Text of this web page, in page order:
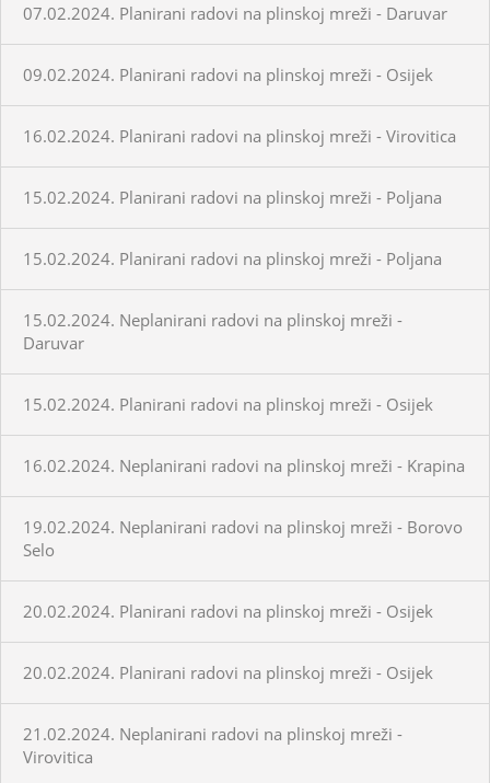
07.02.2024. Planirani radovi na plinskoj mreži - Daruvar
09.02.2024. Planirani radovi na plinskoj mreži - Osijek
16.02.2024. Planirani radovi na plinskoj mreži - Virovitica
15.02.2024. Planirani radovi na plinskoj mreži - Poljana
15.02.2024. Planirani radovi na plinskoj mreži - Poljana
15.02.2024. Neplanirani radovi na plinskoj mreži -
Daruvar
15.02.2024. Planirani radovi na plinskoj mreži - Osijek
16.02.2024. Neplanirani radovi na plinskoj mreži - Krapina
19.02.2024. Neplanirani radovi na plinskoj mreži - Borovo
Selo
20.02.2024. Planirani radovi na plinskoj mreži - Osijek
20.02.2024. Planirani radovi na plinskoj mreži - Osijek
21.02.2024. Neplanirani radovi na plinskoj mreži -
Virovitica